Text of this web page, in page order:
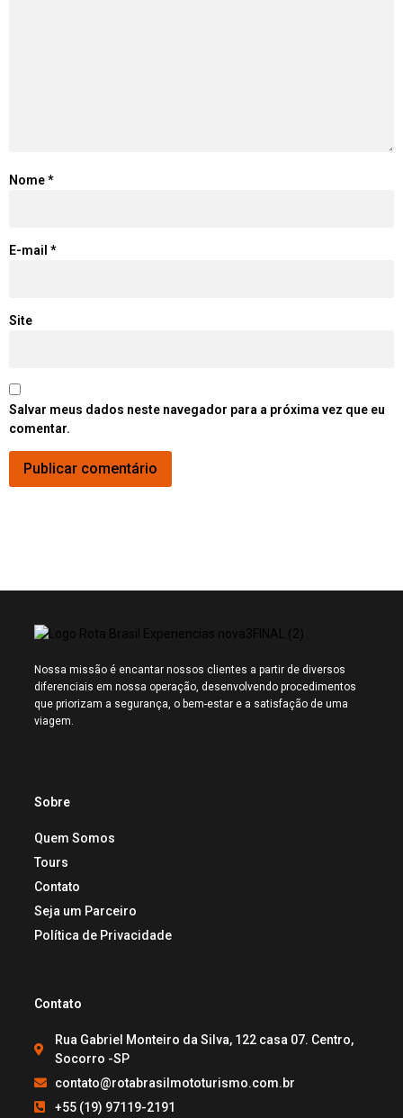
Nome*
E-mail *
Site
Salvar meus dados neste navegador para a próxima vez que eu
comentar.
Nossa missão é encantar nossos clientes a partir de diversos
diferenciais em nossa operação, desenvolvendo procedimentos
que priorizam a segurança, o bem-estar e a satisfação de uma
viagem.
Sobre
Quem Somos
Tours
Contato
Seja um Parceiro
Política de Privacidade
Contato
Rua Gabriel Monteiro da Silva, 122 casa 07. Centro,
Socorro -SP
contato@rotabrasilmototurismo.com.br
+55 (19) 97119-2191